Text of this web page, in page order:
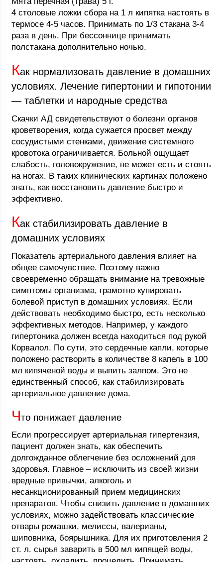
4 столовые ложки сбора на 1 л кипятка настоять в
термосе 4-5 часов. Принимать по 1/3 стакана 3-4
раза в день. При бессоннице принимать
полстакана дополнительно ночью.
Как нормализовать давление в домашних
условиях. Лечение гипертонии и гипотонии
— таблетки и народные средства
Скачки АД свидетельствуют о болезни органов
кроветворения, когда сужается просвет между
сосудистыми стенками, движение системного
кровотока ограничивается. Больной ощущает
слабость, головокружение, не может есть и стоять
на ногах. В таких клинических картинах положено
знать, как восстановить давление быстро и
эффективно.
Как стабилизировать давление в
домашних условиях
Показатель артериального давления влияет на
общее самочувствие. Поэтому важно
своевременно обращать внимание на тревожные
симптомы организма, грамотно купировать
болевой приступ в домашних условиях. Если
действовать необходимо быстро, есть несколько
эффективных методов. Например, у каждого
гипертоника должен всегда находиться под рукой
Корвалол. По сути, это сердечные капли, которые
положено растворить в количестве 8 капель в 100
мл кипяченой воды и выпить залпом. Это не
единственный способ, как стабилизировать
артериальное давление дома.
Что понижает давление
Если прогрессирует артериальная гипертензия,
пациент должен знать, как обеспечить
долгожданное облегчение без осложнений для
здоровья. Главное – исключить из своей жизни
вредные привычки, алкоголь и
несанкционированный прием медицинских
препаратов. Чтобы снизить давление в домашних
условиях, можно задействовать классические
отвары ромашки, мелиссы, валерианы,
шиповника, боярышника. Для их приготовления 2
ст. л. сырья заварить в 500 мл кипящей воды,